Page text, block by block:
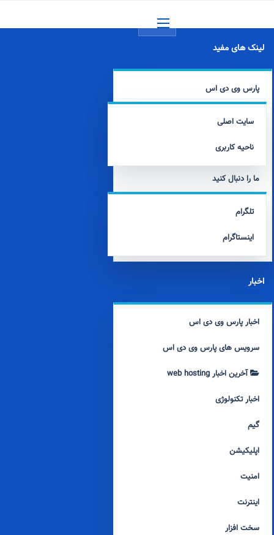
لینک های مفید
پارس وی دی اس
سایت اصلی
ناحیه کاربری
ما را دنبال کنید
تلگرام
اینستاگرام
اخبار
اخبار پارس وی دی اس
سرویس های پارس وی دی اس
آخرین اخبار web hosting
اخبار تکنولوژی
گیم
اپلیکیشن
امنیت
اینترنت
سخت افزار